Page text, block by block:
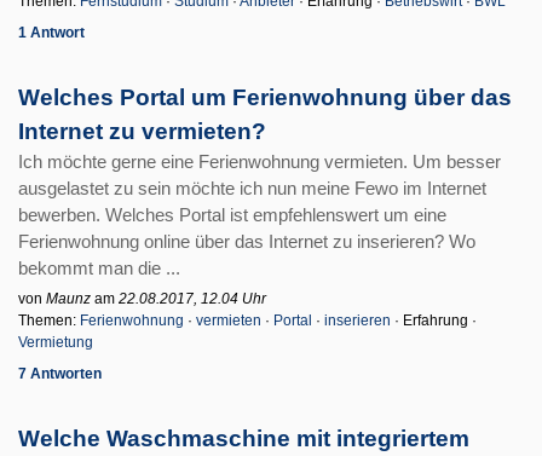
1 Antwort
Welches Portal um Ferienwohnung über das
Internet zu vermieten?
Ich möchte gerne eine Ferienwohnung vermieten. Um besser
ausgelastet zu sein möchte ich nun meine Fewo im Internet
bewerben. Welches Portal ist empfehlenswert um eine
Ferienwohnung online über das Internet zu inserieren? Wo
bekommt man die ...
von Maunz am 22.08.2017, 12.04 Uhr
Themen: Ferienwohnung · vermieten · Portal · inserieren · Erfahrung ·
Vermietung
7 Antworten
Welche Waschmaschine mit integriertem